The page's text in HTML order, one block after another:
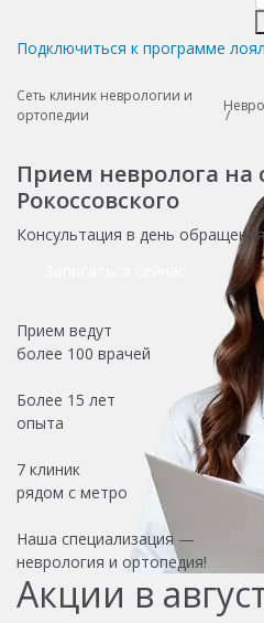
Подключиться к программе
Сеть клиник неврологии и
ортопедии
Прием невролога на
Рокоссовского
Консультация в день
Прием ведут
более 100 врачей
Более 15 лет
опыта
7 клиник
рядом с метро
Наша специализация —
неврология и ортопедия!
Акции в